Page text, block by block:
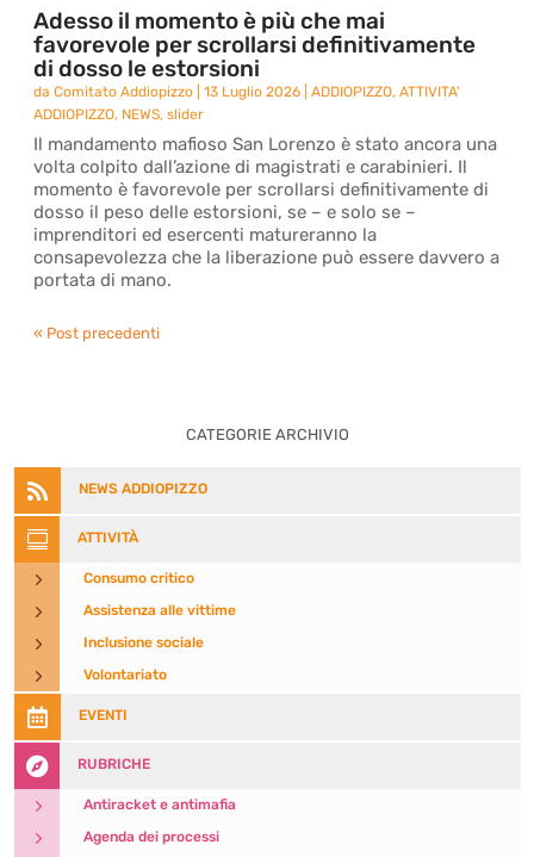
Adesso il momento è più che mai
favorevole per scrollarsi definitivamente
di dosso le estorsioni
daComitato Addiopizzo |13 Luglio 2026 |ADDIOPIZZO,ATTIVITA'
ADDIOPIZZO, NEWS,slider
Il mandamento mafioso San Lorenzo è stato ancora una
volta colpito dall’azione di magistrati e carabinieri. Il
momento è favorevole per scrollarsi definitivamente di
dosso il peso delle estorsioni, se – e solo se –
imprenditori ed esercenti matureranno la
consapevolezza che la liberazione può essere davvero a
portata di mano.
« Post precedenti
CATEGORIE ARCHIVIO
 NEWS ADDIOPIZZO
 ATTIVITÀ
5 Consumo critico
5 Assistenza alle vittime
5 Inclusione sociale
5 Volontariato
 EVENTI
 RUBRICHE
5 Antiracket e antimafia
5 Agenda dei processi